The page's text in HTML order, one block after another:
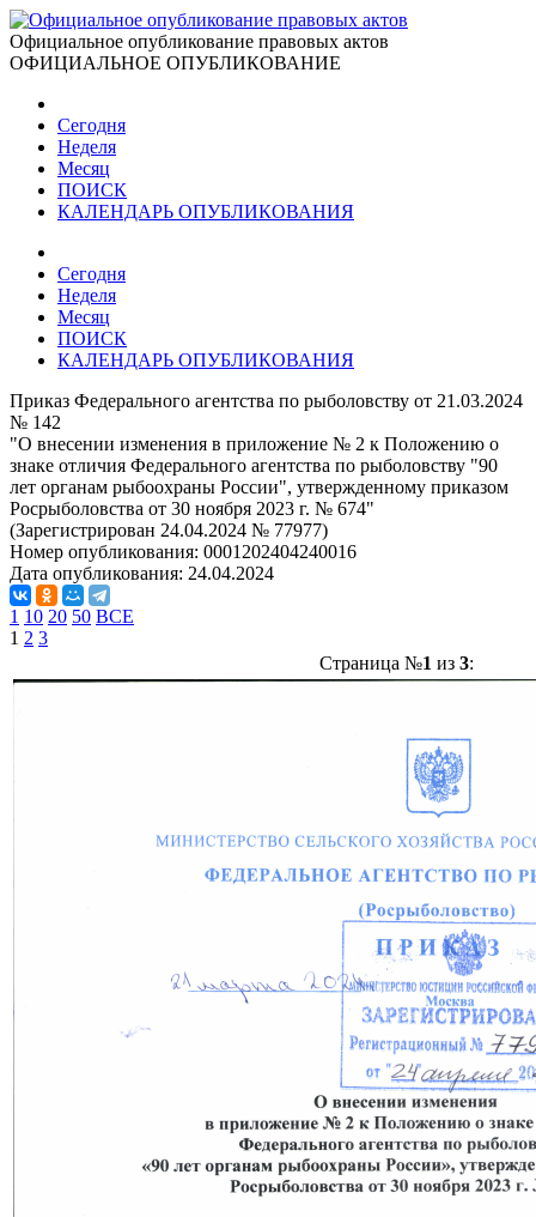
Официальное опубликование правовых актов
ОФИЦИАЛЬНОЕ ОПУБЛИКОВАНИЕ
Сегодня
Неделя
Месяц
ПОИСК
КАЛЕНДАРЬ ОПУБЛИКОВАНИЯ
Сегодня
Неделя
Месяц
ПОИСК
КАЛЕНДАРЬ ОПУБЛИКОВАНИЯ
Приказ Федерального агентства по рыболовству от 21.03.2024
№ 142
"О внесении изменения в приложение № 2 к Положению о
знаке отличия Федерального агентства по рыболовству "90
лет органам рыбоохраны России", утвержденному приказом
Росрыболовства от 30 ноября 2023 г. № 674"
(Зарегистрирован 24.04.2024 № 77977)
Номер опубликования: 0001202404240016
Дата опубликования: 24.04.2024
1 10 20 50 ВСЕ
1 2 3
Страница №1 из 3: